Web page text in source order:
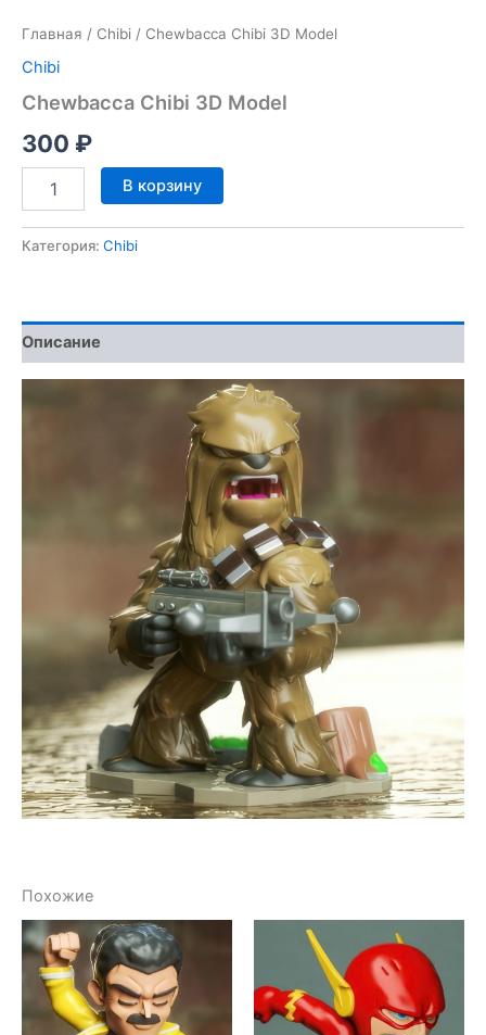
Главная / Chibi / Chewbacca Chibi 3D Model
Chibi
Chewbacca Chibi 3D Model
300 ₽
Количество
товара
Chibi
В корзину
Категория: Chibi
Описание
Похожие